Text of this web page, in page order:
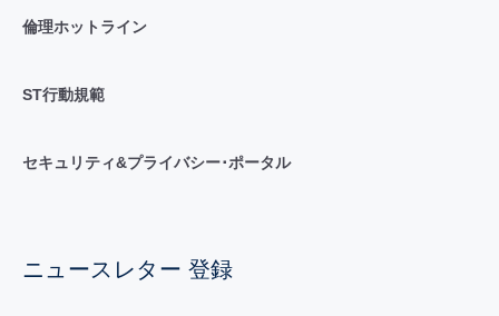
倫理ホットライン
ST行動規範
セキュリティ&プライバシー･ポータル
ニュースレター 登録